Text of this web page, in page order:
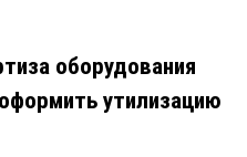
оборудования
утилизацию